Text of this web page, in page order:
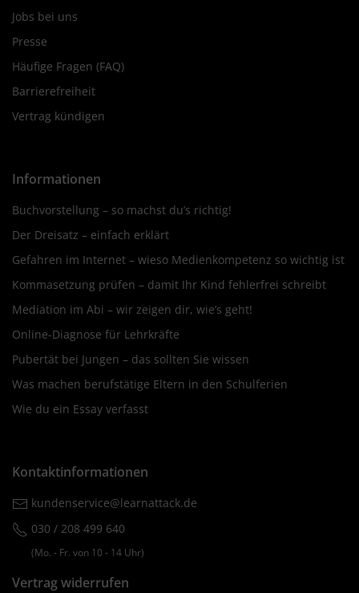
Jobs bei uns
Presse
Häufige Fragen (FAQ)
Barrierefreiheit
Vertrag kündigen
Informationen
Buchvorstellung – so machst du’s richtig!
Der Dreisatz – einfach erklärt
Gefahren im Internet – wieso Medienkompetenz so wichtig ist
Kommasetzung prüfen – damit Ihr Kind fehlerfrei schreibt
Mediation im Abi – wir zeigen dir, wie’s geht!
Online-Diagnose für Lehrkräfte
Pubertät bei Jungen – das sollten Sie wissen
Was machen berufstätige Eltern in den Schulferien
Wie du ein Essay verfasst
Kontaktinformationen
kundenservice@learnattack.de
030 / 208 499 640
(Mo. ‐ Fr. von 10 ‐ 14 Uhr)
Vertrag widerrufen